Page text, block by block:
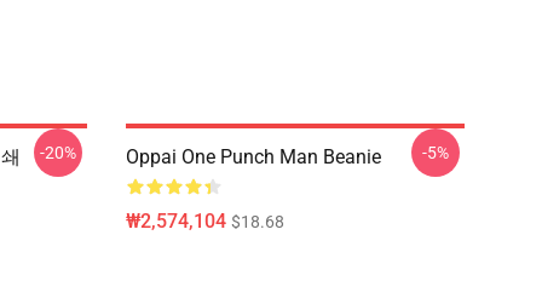
-20% Oppai One Punch Man Beanie
₩2,574,104 $18.68
-5%